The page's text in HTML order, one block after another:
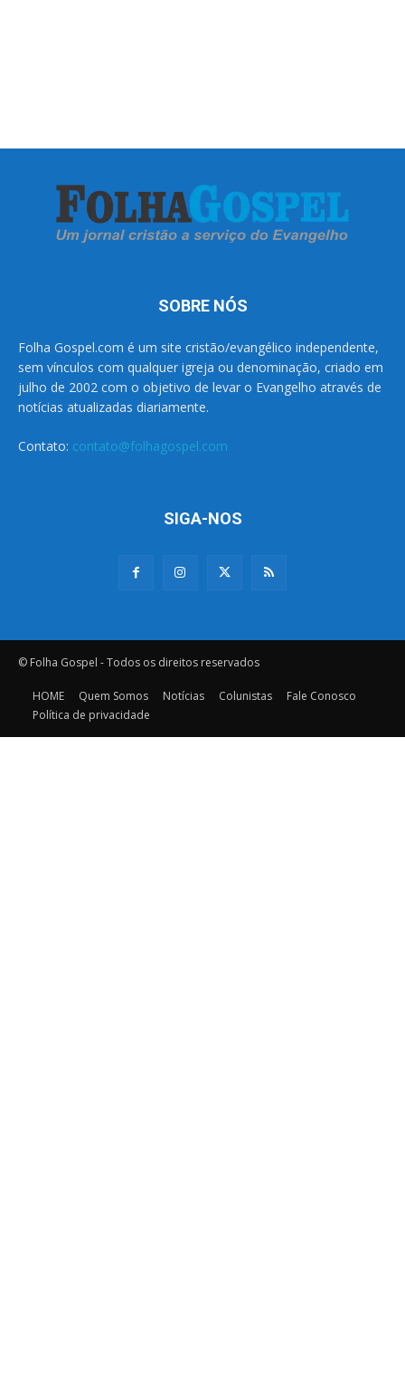
SOBRE NÓS
Folha Gospel.com é um site cristão/evangélico independente,
sem vínculos com qualquer igreja ou denominação, criado em
julho de 2002 com o objetivo de levar o Evangelho através de
notícias atualizadas diariamente.
Contato: contato@folhagospel.com
SIGA-NOS
© Folha Gospel - Todos os direitos reservados
HOME Quem Somos Notícias Colunistas
Fale Conosco
Política de privacidade